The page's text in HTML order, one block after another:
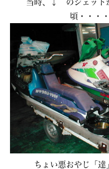
当時、↓ のジェット
頃・・・・
ちょい悪おやじ「達